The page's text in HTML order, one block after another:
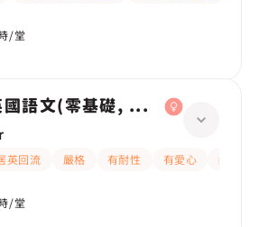
/堂
語文(零基礎, 會話)
英回流 嚴格 有耐性 有愛心
細心
/堂